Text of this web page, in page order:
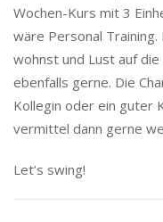
Wochen-Kurs mit 3
wäre Personal
wohnst und Lust auf
ebenfalls gerne. Die
Kollegin oder ein guter
vermittel dann gerne
Let’s swing!